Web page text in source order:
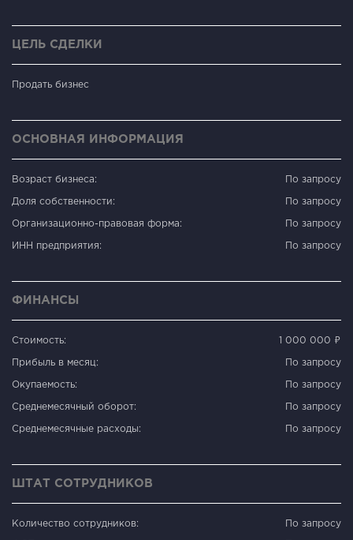
ЦЕЛЬ СДЕЛКИ
Продать бизнес
ОСНОВНАЯ ИНФОРМАЦИЯ
Возраст бизнеса: По запросу
Доля собственности: По запросу
Организационно-правовая форма: По запросу
ИНН предприятия: По запросу
ФИНАНСЫ
Стоимость: 1 000 000 ₽
Прибыль в месяц: По запросу
Окупаемость: По запросу
Среднемесячный оборот: По запросу
Среднемесячные расходы: По запросу
ШТАТ СОТРУДНИКОВ
Количество сотрудников: По запросу